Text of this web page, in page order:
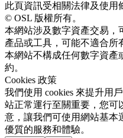
此頁資訊受相關法律及使用
© OSL 版權所有。
本網站涉及數字資產交易，
產品或工具，可能不適合所
本網站不構成任何數字資產
約。
Cookies 政策
我們使用 cookies 來提升用
站正常運行至關重要，您可
意，讓我們可使用網站基本
優質的服務和體驗。